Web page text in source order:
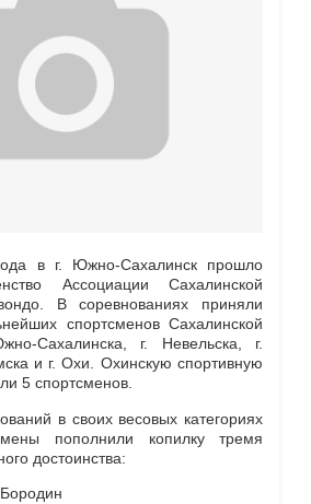
в г. Южно-​Сахалинск прошло
Ассоциации Сахалинской
В соревнованиях приняли
спортсменов Сахалинской
​Сахалинска, г. Невельска, г.
и г. Охи. Охинскую спортивную
5 спортсменов.
в своих весовых категориях
пополнили копилку тремя
достоинства: